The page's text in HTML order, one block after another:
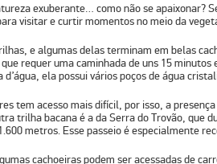
exuberante… como não se apaixonar?
visitar e curtir momentos no meio da
e algumas delas terminam em belas
que requer uma caminhada de uns 15
d’água, ela possui vários poços de água
tem acesso mais difícil, por isso, a
trilha bacana é a da Serra do Trovão, que
metros. Esse passeio é especialmente
cachoeiras podem ser acessadas de